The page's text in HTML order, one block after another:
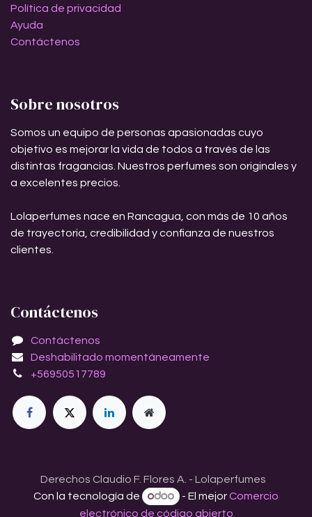
Política de privacidad
Ayuda
Contáctenos
Sobre nosotros
Somos un equipo de personas apasionadas cuyo
objetivo es mejorar la vida de todos a través de las
distintas fragancias. Nuestros perfumes son originales y
a excelentes precios.
Lolaperfumes nace en Rancagua, con más de 10 años
de trayectoria, credibilidad y confianza de nuestros
clientes.
Contáctenos
Contáctenos
Deshabilitado momentáneamente
+56950517789
Derechos Claudio F. Flores A. - Lolaperfumes
Con la tecnología de
- El mejorComercio
electrónico de código abierto